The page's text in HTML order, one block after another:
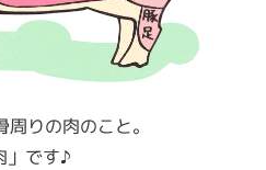
周りの肉のこと｡
」です♪